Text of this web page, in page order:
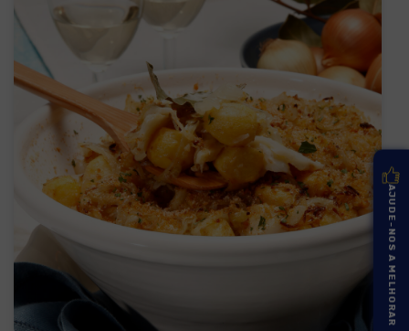
AJUDE-NOS A MELHORAR